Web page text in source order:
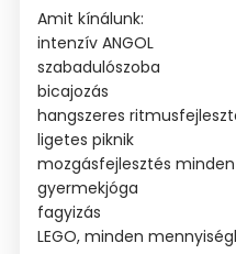
Amit kínálunk:
intenzív ANGOL
szabadulószoba
bicajozás
hangszeres
ligetes piknik
mozgásfejlesztés
gyermekjóga
fagyizás
LEGO, minden